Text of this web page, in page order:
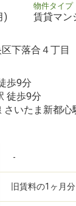
)
物件タイプ
賃貸マン
区下落合４丁目
歩9分
徒歩9分
さいたま新都心
-
旧賃料の1ヶ月分